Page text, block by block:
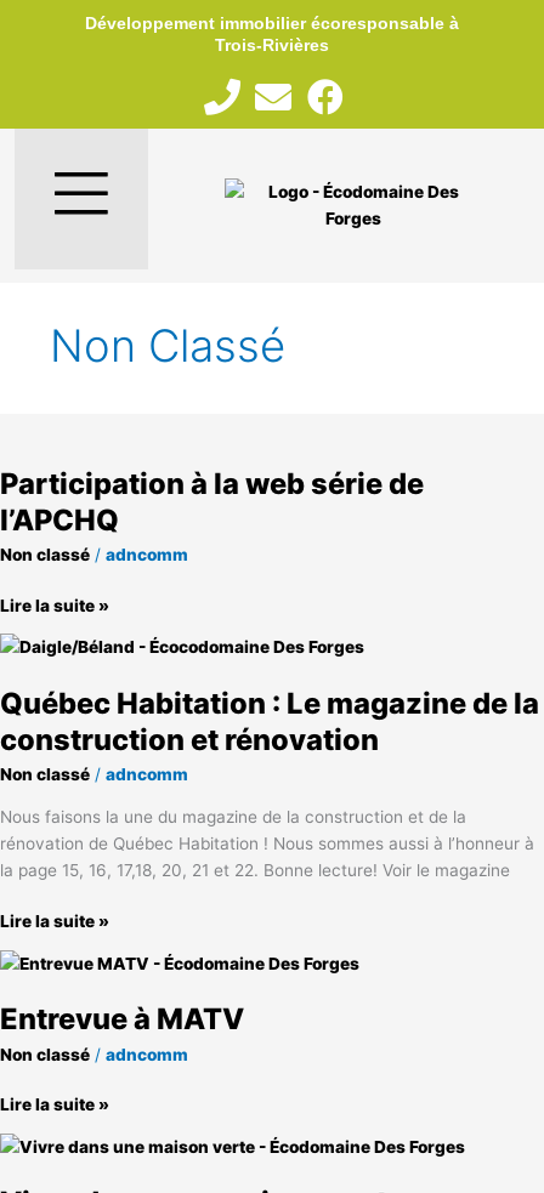
Développement immobilier écoresponsable à
Trois‑Rivières
Non Classé
Participation à la web série de
l’APCHQ
Non classé / adncomm
la
web
série
de
Lire la suite »
Québec Habitation : Le magazine de la
construction et rénovation
Non classé / adncomm
Nous faisons la une du magazine de la construction et de la
rénovation de Québec Habitation ! Nous sommes aussi à l’honneur à
la page 15, 16, 17,18, 20, 21 et 22. Bonne lecture! Voir le magazine
Québec
:
magazine
de
rénovation
Lire la suite »
Entrevue à MATV
Non classé / adncomm
Entrevue
MATV
Lire la suite »
Vivre